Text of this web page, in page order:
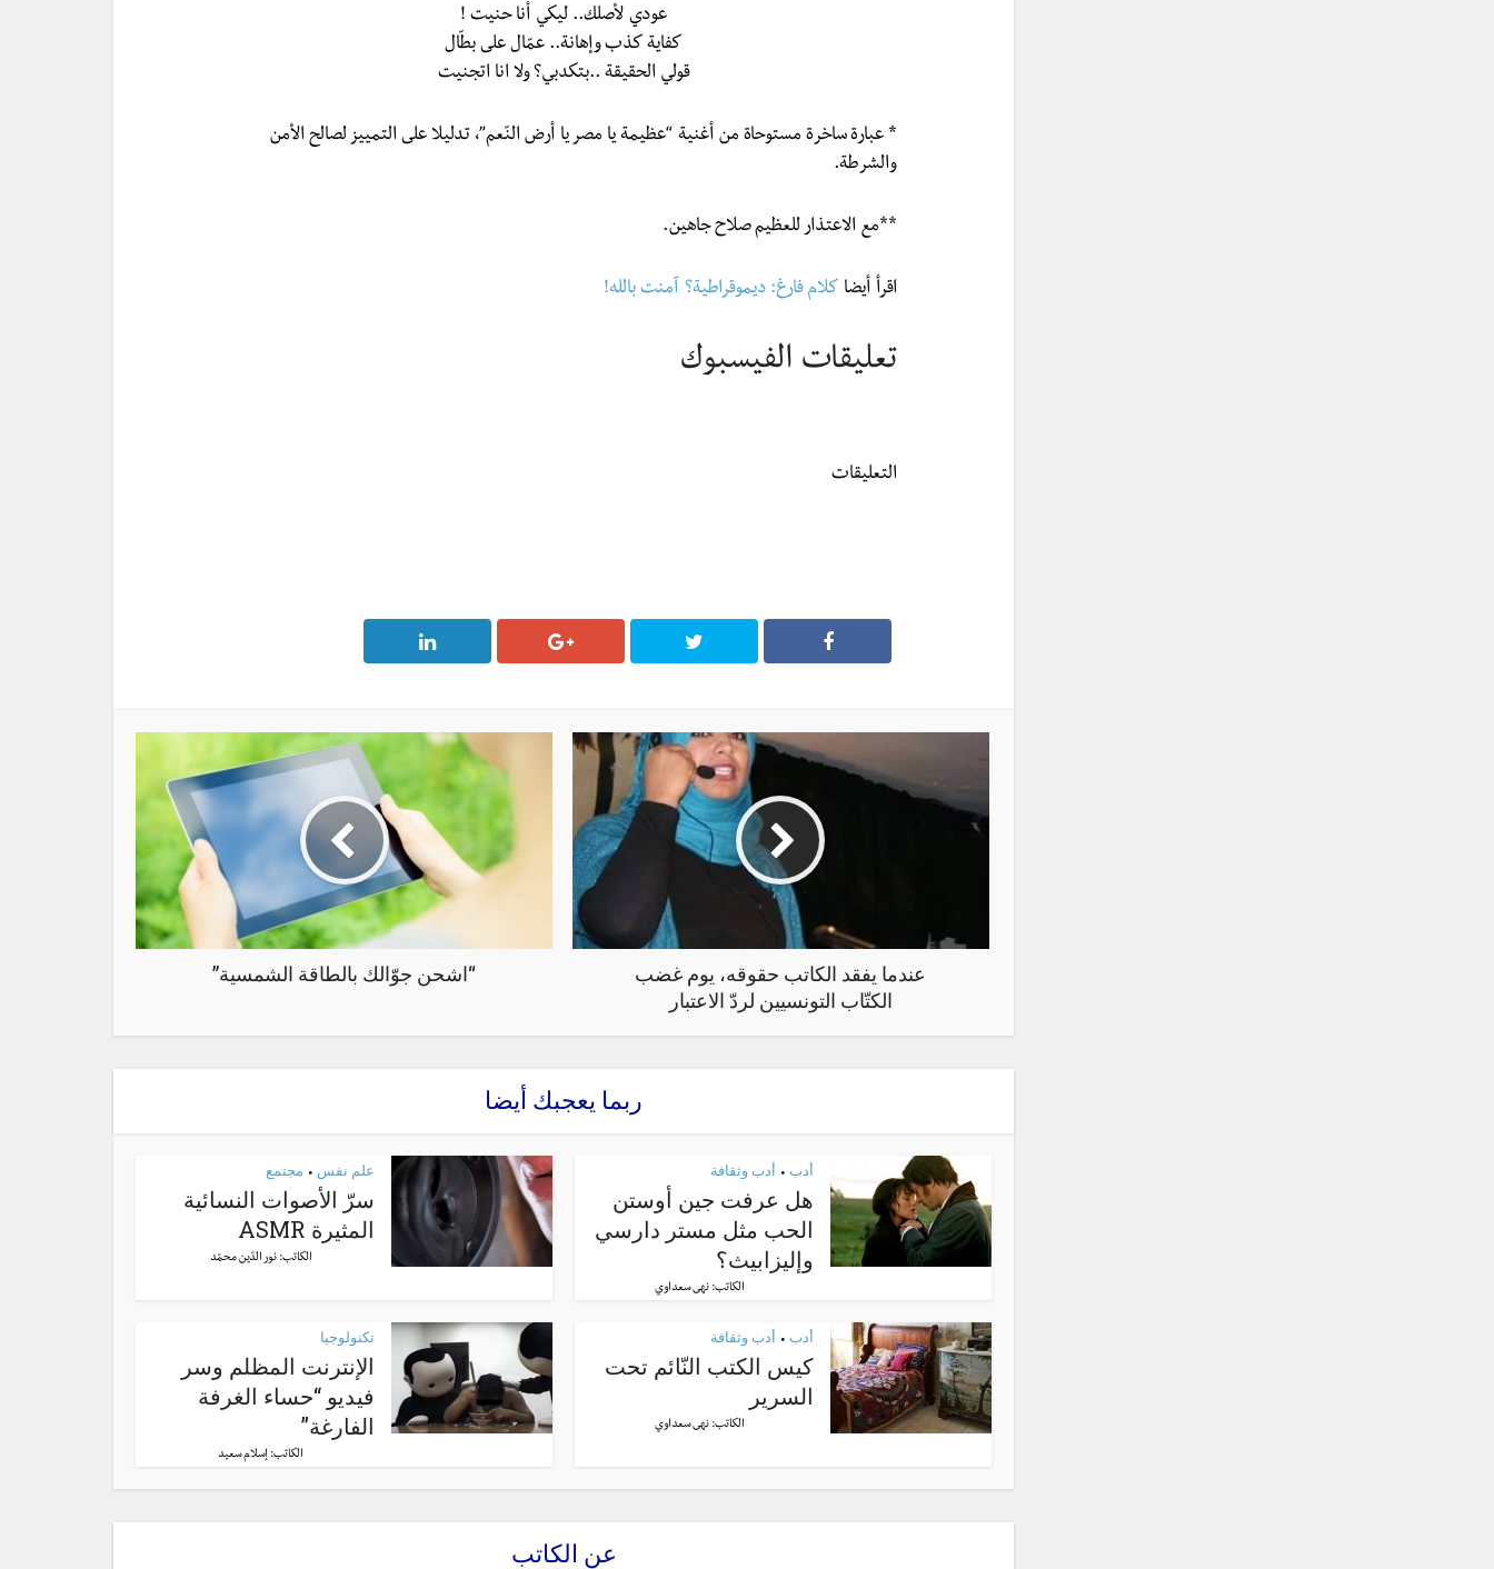
عودي لأصلك.. ليكي أنا حنيت !
كفاية كذب وإهانة.. عمّال على بطّال
قولي الحقيقة ..بتكدبي؟ ولا انا اتجنيت
* عبارة ساخرة مستوحاة من أغنية “عظيمة يا مصر يا أرض النّعم”، تدليلا على التمييز لصالح الأمن
والشرطة.
**مع الاعتذار للعظيم صلاح جاهين.
اقرأ أيضا كلام فارغ: ديموقراطية؟ آمنت بالله!
تعليقات الفيسبوك
التعليقات
“اشحن جوّالك بالطاقة الشمسية”
عندما يفقد الكاتب حقوقه، يوم غضب
الكتّاب التونسيين لردّ الاعتبار
ربما يعجبك أيضا
أدب • أدب وثقافة
هل عرفت جين أوستن
الحب مثل مستر دارسي
وإليزابيث؟
الكاتب: نهى سعداوي
علم نفس • مجتمع
سرّ الأصوات النسائية
المثيرة ASMR
الكاتب:نور الدّين محمّد
أدب • أدب وثقافة
كيس الكتب النّائم تحت
السرير
الكاتب: نهى سعداوي
تكنولوجيا
الإنترنت المظلم وسر
فيديو “حساء الغرفة
الفارغة”
الكاتب: إسلام سعيد
عن الكاتب